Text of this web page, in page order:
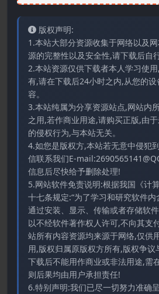
版权声明:
1.本站大部分资源收集于网络以及
源的完整性以及安全性,请下载后自
2.本站资源仅供下载者本人学习使
有,请在下载后24小时之内,从您的
容。
3.本站纯属为分享资源站点,网站内
之用,若作商业用途,请购买正版,由
的侵权行为,与本站无关。
4.如您是版权方,本站若无意中侵犯
信联系我们E-
信息后尽快给予删除处理!
5.网站软件免责说明:根据我国《计
十七条规定:“为了学习和研究软件
通过安装、显示、传输或者存储软
以不经软件著作权人许可,不向其支
站所有内容资源均来源于网络,仅供
用,版权归属原版权方所有,版权争议
下载后不能用作商业或非法用途,需
则后果均由用户承担责任!
6.特别声明:我们已尽一切努力准确